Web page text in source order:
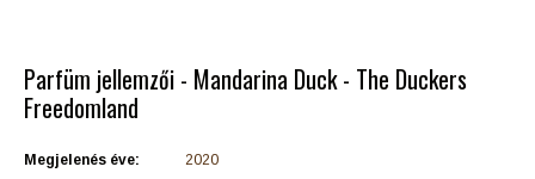
Parfüm jellemzői - Mandarina Duck - The Duckers
Freedomland
Megjelenés éve:
2020